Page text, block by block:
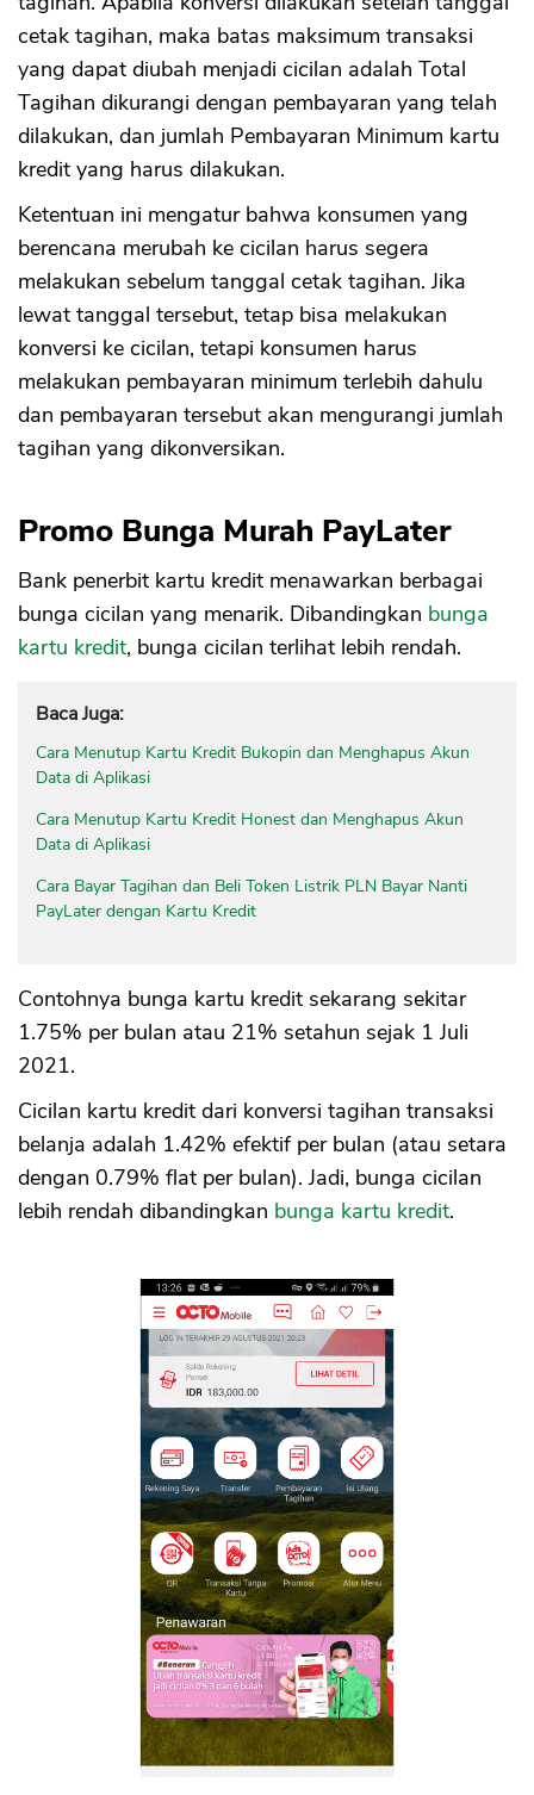
cetak tagihan, maka batas maksimum transaksi
yang dapat diubah menjadi cicilan adalah Total
Tagihan dikurangi dengan pembayaran yang telah
dilakukan, dan jumlah Pembayaran Minimum kartu
kredit yang harus dilakukan.
Ketentuan ini mengatur bahwa konsumen yang
berencana merubah ke cicilan harus segera
melakukan sebelum tanggal cetak tagihan. Jika
lewat tanggal tersebut, tetap bisa melakukan
konversi ke cicilan, tetapi konsumen harus
melakukan pembayaran minimum terlebih dahulu
dan pembayaran tersebut akan mengurangi jumlah
tagihan yang dikonversikan.
Promo Bunga Murah PayLater
Bank penerbit kartu kredit menawarkan berbagai
bunga cicilan yang menarik. Dibandingkan bunga
kartu kredit, bunga cicilan terlihat lebih rendah.
Baca Juga:
Cara Menutup Kartu Kredit Bukopin dan Menghapus Akun
Data di Aplikasi
Cara Menutup Kartu Kredit Honest dan Menghapus Akun
Data di Aplikasi
Cara Bayar Tagihan dan Beli Token Listrik PLN Bayar Nanti
PayLater dengan Kartu Kredit
Contohnya bunga kartu kredit sekarang sekitar
1.75% per bulan atau 21% setahun sejak 1 Juli
2021.
Cicilan kartu kredit dari konversi tagihan transaksi
belanja adalah 1.42% efektif per bulan (atau setara
dengan 0.79% flat per bulan). Jadi, bunga cicilan
lebih rendah dibandingkan bunga kartu kredit.